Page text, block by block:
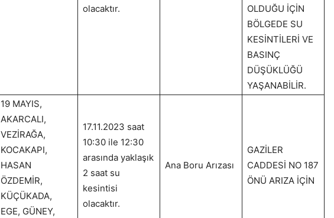
olacaktır.
OLDUĞU İÇİN
BÖLGEDE SU
KESİNTİLERİ VE
BASINÇ
DÜŞÜKLÜĞÜ
YAŞANABİLİR.
19 MAYIS,
AKARCALI,
VEZİRAĞA,
KOCAKAPI,
HASAN
ÖZDEMİR,
KÜÇÜKADA,
EGE, GÜNEY,
17.11.2023 saat
10:30 ile 12:30
arasında yaklaşık
2 saat su
kesintisi
olacaktır.
Ana Boru Arızası
GAZİLER
CADDESİ NO 187
ÖNÜ ARIZA İÇİN